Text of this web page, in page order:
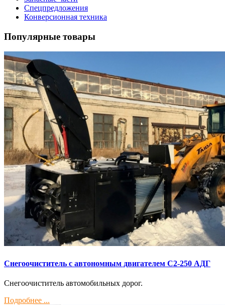
Спецпредложения
Конверсионная техника
Популярные товары
Снегоочиститель с автономным двигателем С2-250 АДГ
Снегоочиститель автомобильных дорог.
Подробнее ...